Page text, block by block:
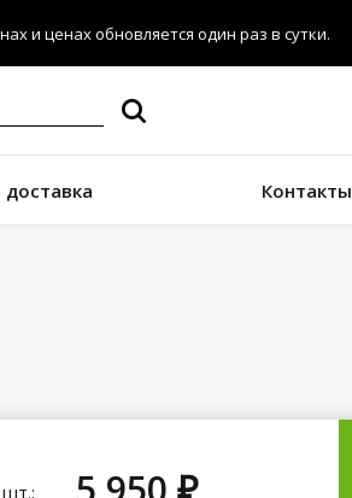
и ценах обновляется один раз в сутки.
доставка Контакты